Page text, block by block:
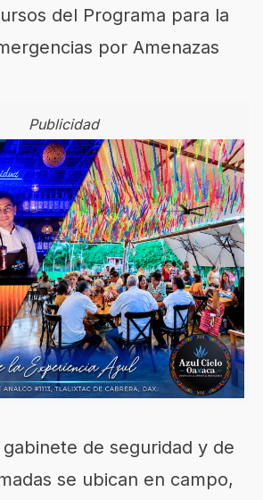
del Programa para la
por Amenazas
Publicidad
de seguridad y de
se ubican en campo,